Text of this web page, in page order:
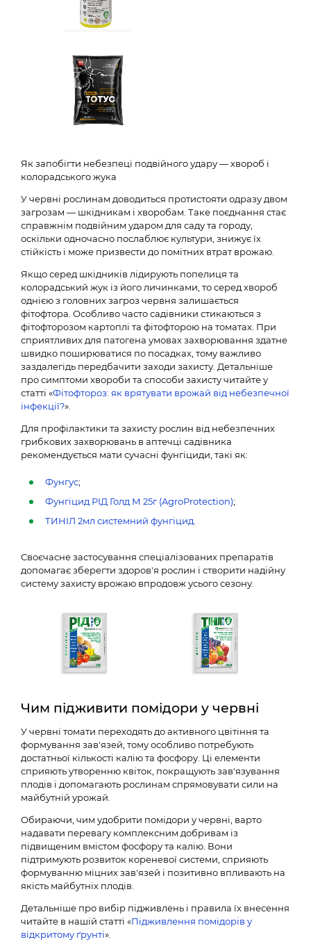
Як запобігти небезпеці подвійного удару — хвороб і
колорадського жука
У червні рослинам доводиться протистояти одразу двом
загрозам — шкідникам і хворобам. Таке поєднання стає
справжнім подвійним ударом для саду та городу,
оскільки одночасно послаблює культури, знижує їх
стійкість і може призвести до помітних втрат врожаю.
Якщо серед шкідників лідирують попелиця та
колорадський жук із його личинками, то серед хвороб
однією з головних загроз червня залишається
фітофтора. Особливо часто садівники стикаються з
фітофторозом картоплі та фітофторою на томатах. При
сприятливих для патогена умовах захворювання здатне
швидко поширюватися по посадках, тому важливо
заздалегідь передбачити заходи захисту. Детальніше
про симптоми хвороби та способи захисту читайте у
статті «Фітофтороз: як врятувати врожай від небезпечної
інфекції?».
Для профілактики та захисту рослин від небезпечних
грибкових захворювань в аптечці садівника
рекомендується мати сучасні фунгіциди, такі як:
Фунгус;
Фунгіцид РІД Голд М 25г (AgroProtection);
ТИНІЛ 2мл системний фунгіцид
Своєчасне застосування спеціалізованих препаратів
допомагає зберегти здоров'я рослин і створити надійну
систему захисту врожаю впродовж усього сезону.
Чим підживити помідори у червні
У червні томати переходять до активного цвітіння та
формування зав'язей, тому особливо потребують
достатньої кількості калію та фосфору. Ці елементи
сприяють утворенню квіток, покращують зав'язування
плодів і допомагають рослинам спрямовувати сили на
майбутній урожай.
Обираючи, чим удобрити помідори у червні, варто
надавати перевагу комплексним добривам із
підвищеним вмістом фосфору та калію. Вони
підтримують розвиток кореневої системи, сприяють
формуванню міцних зав'язей і позитивно впливають на
якість майбутніх плодів.
Детальніше про вибір підживлень і правила їх внесення
читайте в нашій статті «Підживлення помідорів у
відкритому ґрунті».